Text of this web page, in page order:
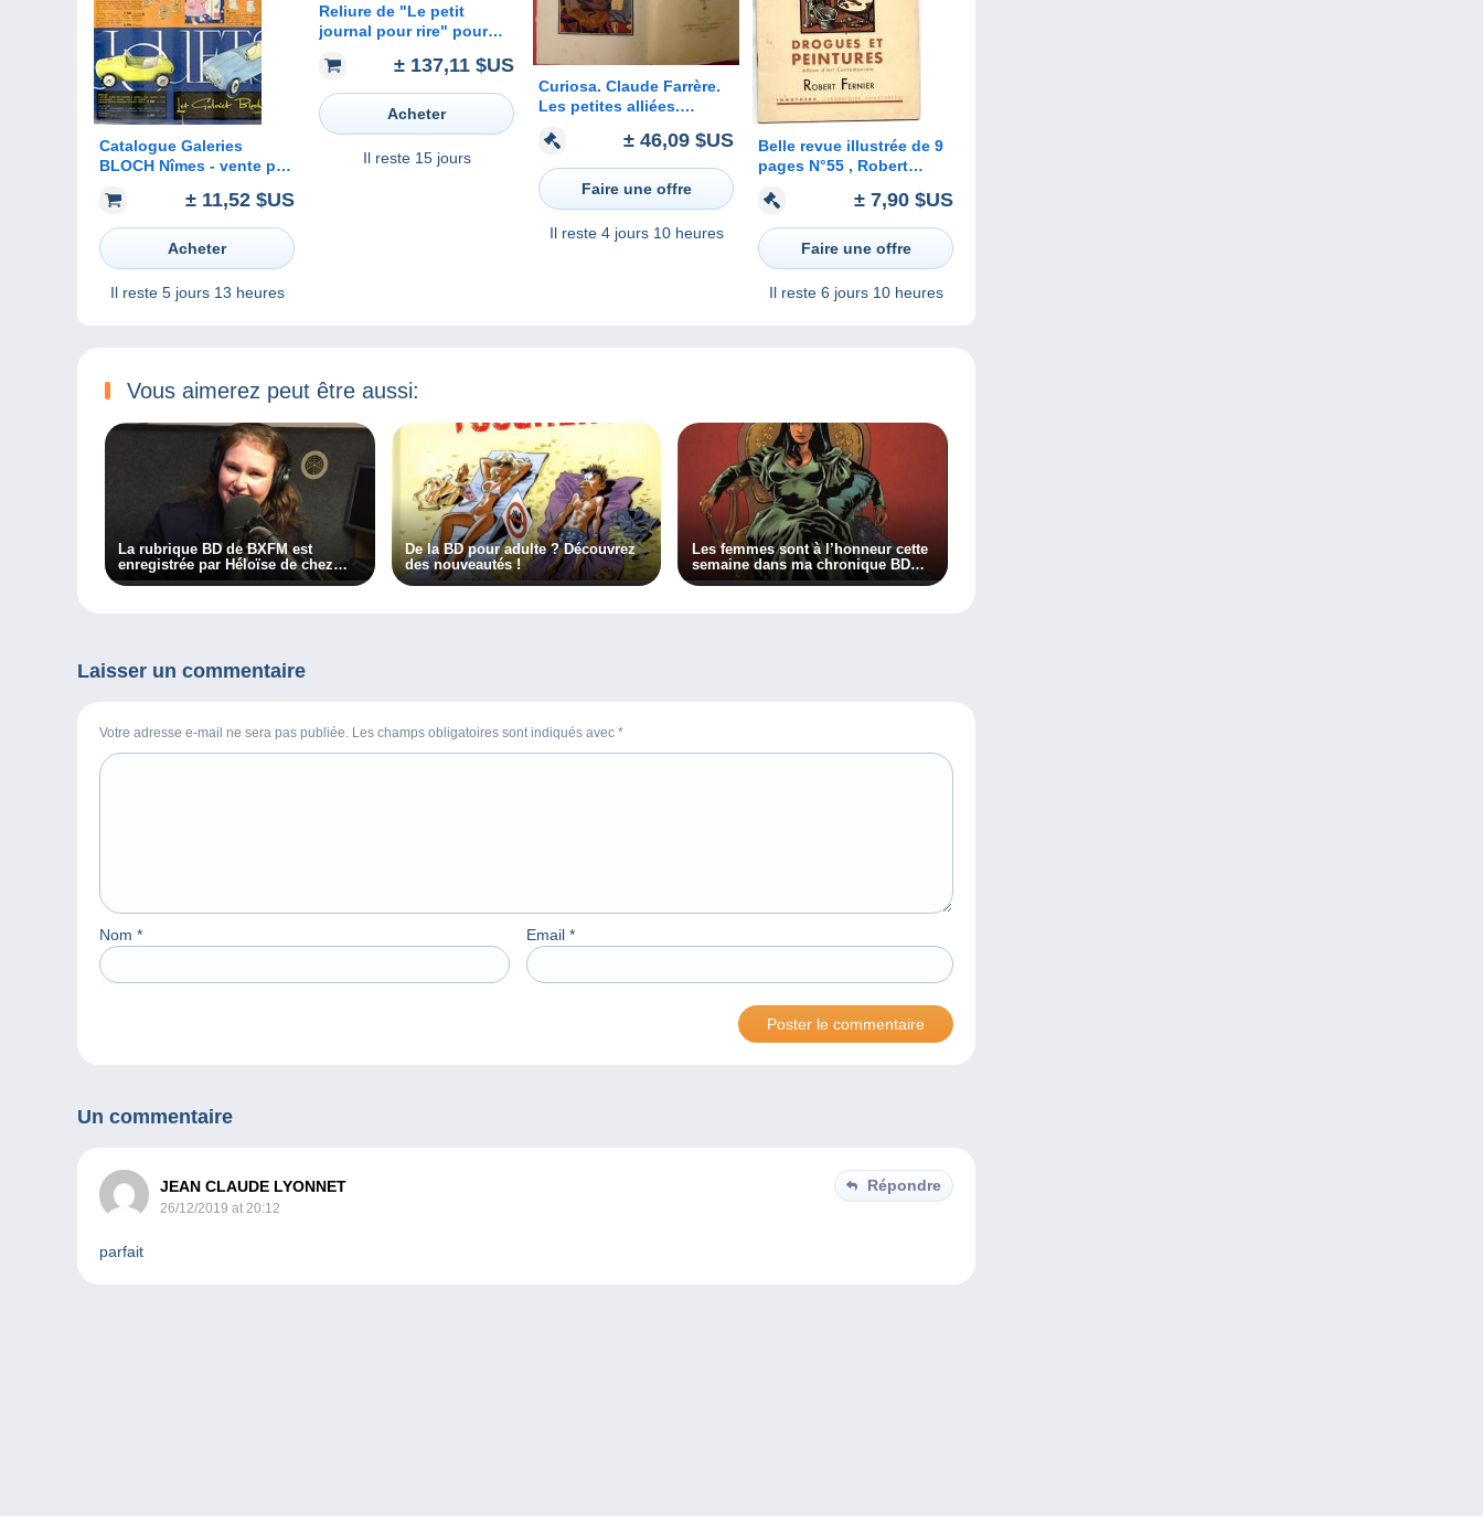
Catalogue Galeries
BLOCH Nîmes - vente par
1959 - 12 pages± 11,52 $US
Acheter
Il reste 5 jours 13 heures
Reliure de "Le petit
journal pour rire" pour
Illustrations Gustave
DORÉ, NADAR, Bayard,
Riou, etc.
± 137,11 $US
Acheter
Il reste 15 jours
Curiosa. Claude Farrère.
Les petites alliées.
Brissaud. 1927.
exemplaire numéroté
± 46,09 $US
Faire une offre
Il reste 4 jours 10 heures
Belle revue illustrée de 9
pages N°55 , Robert
± 7,90 $US
Faire une offre
Il reste 6 jours 10 heures
Vous aimerez peut être aussi:
La rubrique BD de BXFM est
enregistrée par Héloïse de chez
Delcampe !
De la BD pour adulte ? Découvrez
des nouveautés !
Les femmes sont à l’honneur cette
semaine dans ma chronique BD
sur BXFM !
Laisser un commentaire
Votre adresse e-mail ne sera pas publiée. Les champs obligatoires sont indiqués avec *
Nom * Email *
Un commentaire
JEAN CLAUDE LYONNET
26/12/2019 at 20:12
Répondre
parfait